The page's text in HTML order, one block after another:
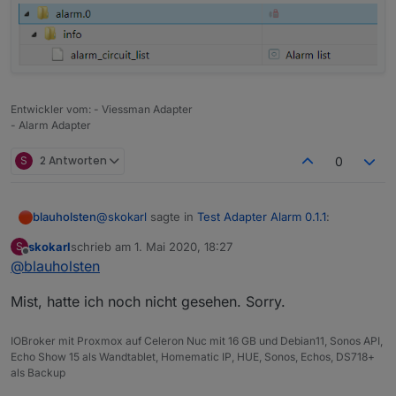
Entwickler vom: - Viessman Adapter
- Alarm Adapter
S 2 Antworten 0
blauholsten@skokarl sagte in Test Adapter Alarm 0.1.1:
Gegenteil, ist erwünscht. Allerdings
kann ich nicht versprechen, alles
Gibt es doch schon....
S
Offline
skokarlschrieb am 1. Mai 2020, 18:27
zuletzt editiert von
@blauholsten
Mist, hatte ich noch nicht gesehen. Sorry.
IOBroker mit Proxmox auf Celeron Nuc mit 16 GB und Debian11, Sonos API,
Echo Show 15 als Wandtablet, Homematic IP, HUE, Sonos, Echos, DS718+
als Backup